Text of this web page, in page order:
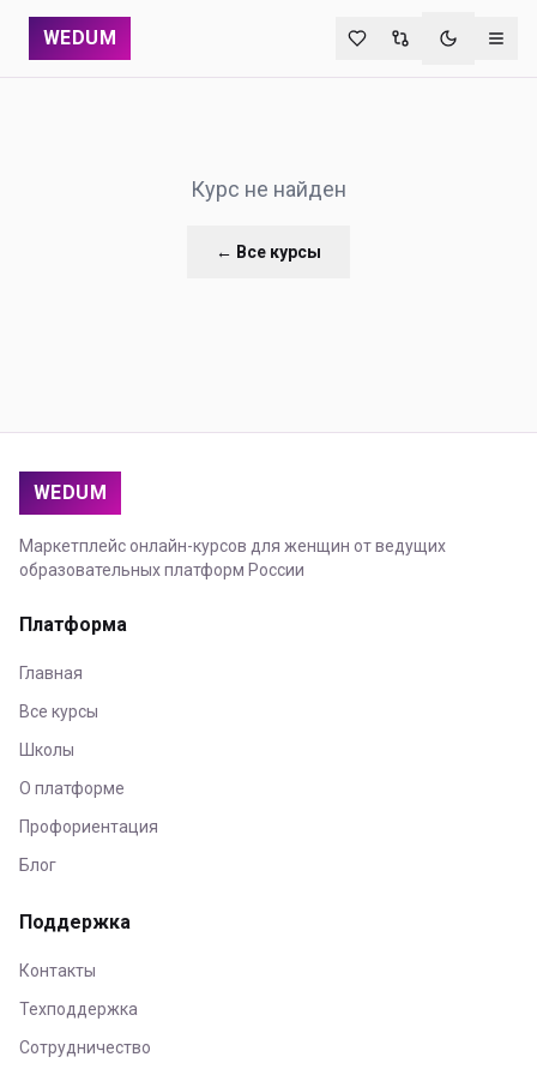
WEDUM
Курс не найден
← Все курсы
WEDUM
Маркетплейс онлайн-курсов для женщин от ведущих
образовательных платформ России
Платформа
Главная
Все курсы
Школы
О платформе
Профориентация
Блог
Поддержка
Контакты
Техподдержка
Сотрудничество